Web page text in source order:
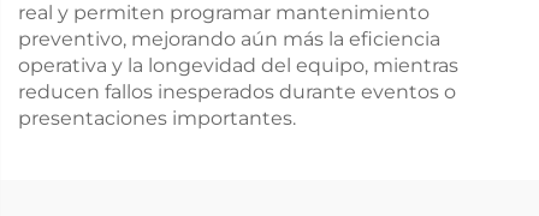
real y permiten programar mantenimiento
preventivo, mejorando aún más la eficiencia
operativa y la longevidad del equipo, mientras
reducen fallos inesperados durante eventos o
presentaciones importantes.